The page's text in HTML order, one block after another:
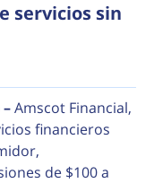
servicios sin
Amscot Financial,
financieros
de $100 a